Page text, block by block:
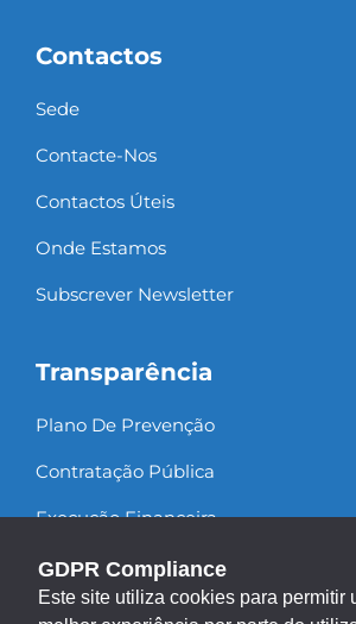
GDPR Compliance
Este site utiliza cookies para permitir
Contactos
Sede
Contacte-Nos
Contactos Úteis
Onde Estamos
Subscrever Newsletter
Transparência
Plano De Prevenção
Contratação Pública
Execução Financeira
Recursos Humanos